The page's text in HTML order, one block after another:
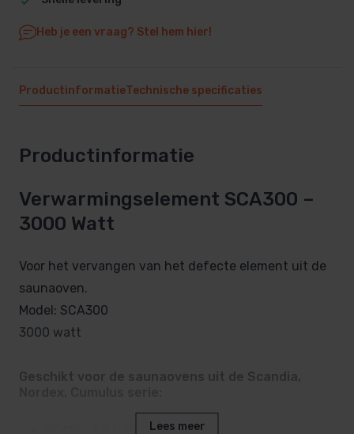
Heb je een vraag? Stel hem hier!
ProductinformatieTechnische specificaties
Productinformatie
Verwarmingselement SCA300 –
3000 Watt
Voor het vervangen van het defecte element uit de
saunaoven.
Model: SCA300
3000 watt
Geschikt voor de saunaovens uit de Scandia,
SCANDIA 8,0 kW NBLees meer